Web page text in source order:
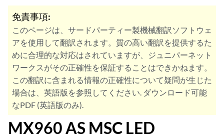
免責事項:
このページは、サードパーティー製機械翻訳ソフトウェ
アを使用して翻訳されます。質の高い翻訳を提供するた
めに合理的な対応はされていますが、ジュニパーネット
ワークスがその正確性を保証することはできかねます。
この翻訳に含まれる情報の正確性について疑問が生じた
場合は、英語版を参照してください. ダウンロード可能
なPDF (英語版のみ).
MX960 AS MSC LED